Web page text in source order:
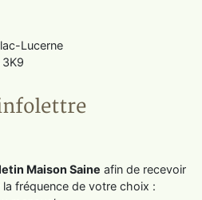
Lucerne
Maison Saine afin de recevoir
fréquence de votre choix :